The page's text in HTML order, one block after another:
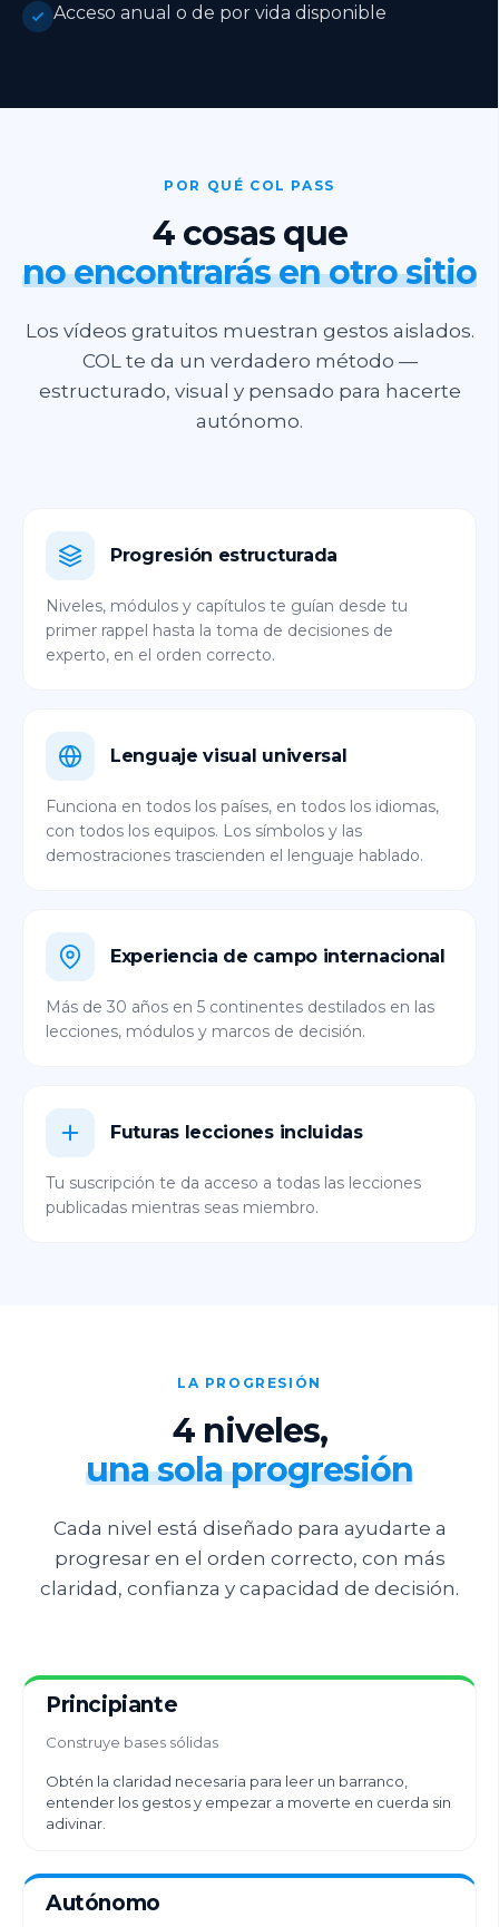
Acceso anual o de por vida disponible
POR QUÉ COL PASS
4 cosas que
no encontrarás en otro sitio
Los vídeos gratuitos muestran gestos aislados.
COL te da un verdadero método —
estructurado, visual y pensado para hacerte
autónomo.
Progresión estructurada
Niveles, módulos y capítulos te guían desde tu
primer rappel hasta la toma de decisiones de
experto, en el orden correcto.
Lenguaje visual universal
Funciona en todos los países, en todos los idiomas,
con todos los equipos. Los símbolos y las
demostraciones trascienden el lenguaje hablado.
Experiencia de campo internacional
Más de 30 años en 5 continentes destilados en las
lecciones, módulos y marcos de decisión.
Futuras lecciones incluidas
Tu suscripción te da acceso a todas las lecciones
publicadas mientras seas miembro.
LA PROGRESIÓN
4 niveles,
una sola progresión
Cada nivel está diseñado para ayudarte a
progresar en el orden correcto, con más
claridad, confianza y capacidad de decisión.
Principiante
Construye bases sólidas
Obtén la claridad necesaria para leer un barranco,
entender los gestos y empezar a moverte en cuerda sin
adivinar.
Autónomo